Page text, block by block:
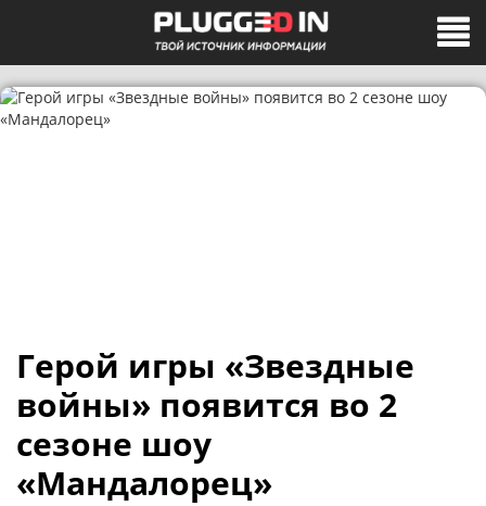
Герой игры «Звездные
войны» появится во 2
сезоне шоу
«Мандалорец»